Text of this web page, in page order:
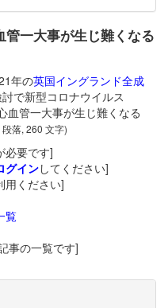
管一大事が生じ難くなる
年の英国イングランド全成
で新型コロナウイルス
血管一大事が生じ難くなる
段落, 260 文字)
必要です]
グインしてください]
用ください]
覧
事の一覧です]